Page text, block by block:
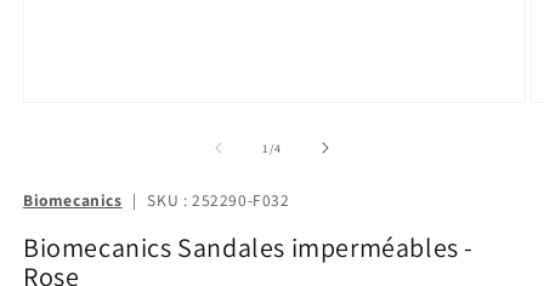
1/de
4
Biomecanics | SKU : 252290-F032
Biomecanics Sandales imperméables -
Rose